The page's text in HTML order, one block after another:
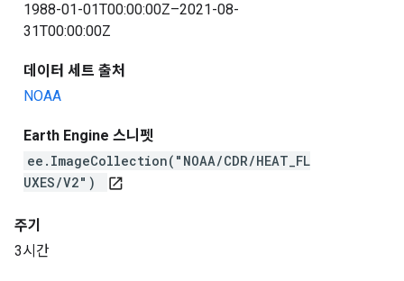
1988-01-01T00:00:00Z–2021-08-
31T00:00:00Z
데이터 세트 출처
NOAA
Earth Engine 스니펫
ee.ImageCollection("NOAA/CDR/HEAT_FL
UXES/V2")
open_in_new
주기
3시간